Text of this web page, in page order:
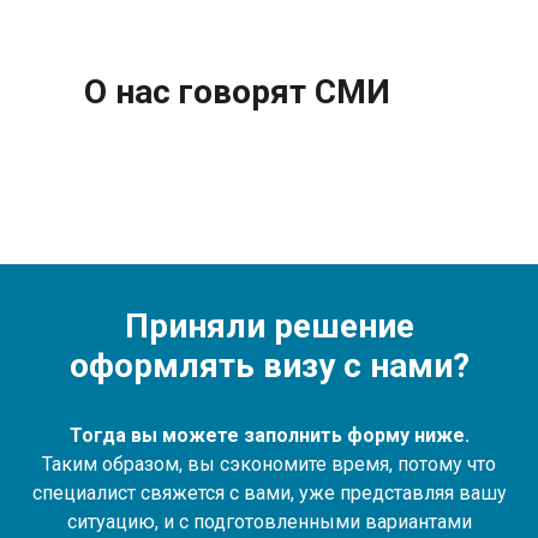
О нас говорят СМИ
Приняли решение
оформлять визу с нами?
Тогда вы можете заполнить форму ниже.
Таким образом, вы сэкономите время, потому что
специалист свяжется с вами, уже представляя вашу
ситуацию, и с подготовленными вариантами